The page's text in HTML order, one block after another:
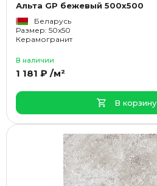
Альта GP бежевый 500x500
Беларусь
Размер: 50x50
Керамогранит
В наличии
1 181 ₽ /м²
В корзину